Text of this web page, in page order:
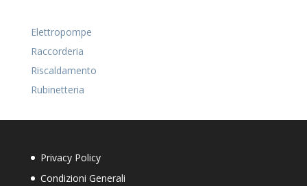
Elettropompe
Raccorderia
Riscaldamento
Rubinetteria
Privacy Policy
Condizioni Generali